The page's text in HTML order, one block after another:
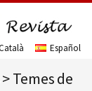
>Temes de